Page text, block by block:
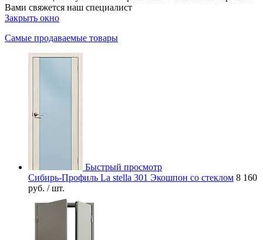
Вами свяжется наш специалист
Закрыть окно
Самые продаваемые товары
Быстрый просмотр
Сибирь-Профиль La stella 301 Экошпон со стеклом 8 160
руб. / шт.